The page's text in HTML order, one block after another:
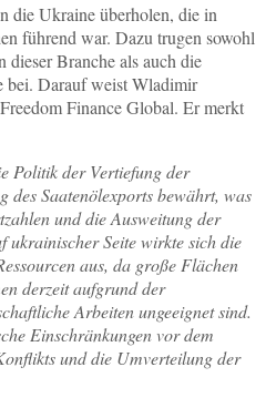
die Ukraine überholen, die in
führend war. Dazu trugen sowohl
dieser Branche als auch die
bei. Darauf weist Wladimir
Finance Global. Er merkt
Politik der Vertiefung der
des Saatenölexports bewährt, was
und die Ausweitung der
ukrainischer Seite wirkte sich die
aus, da große Flächen
derzeit aufgrund der
Arbeiten ungeeignet sind.
Einschränkungen vor dem
und die Umverteilung der